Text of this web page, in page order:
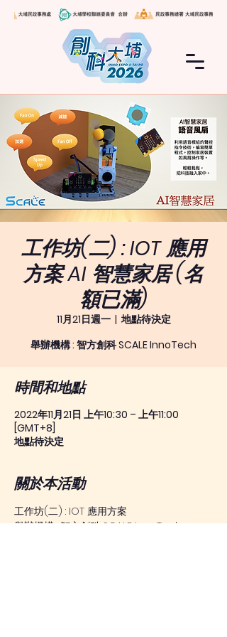
工作坊(二) : IOT 應用
方案 AI 智慧家居 (名
額已滿)
11月21日週一
  |
地點待決定
舉辦機構 : 智方創科 SCALE InnoTech
時間和地點
2022年11月21日 上午10:30 – 上午11:00
[GMT+8]
地點待決定
關於本活動
工作坊(二) : IOT 應用方案
舉辦機構 : 智方創科 SCALE InnoTech